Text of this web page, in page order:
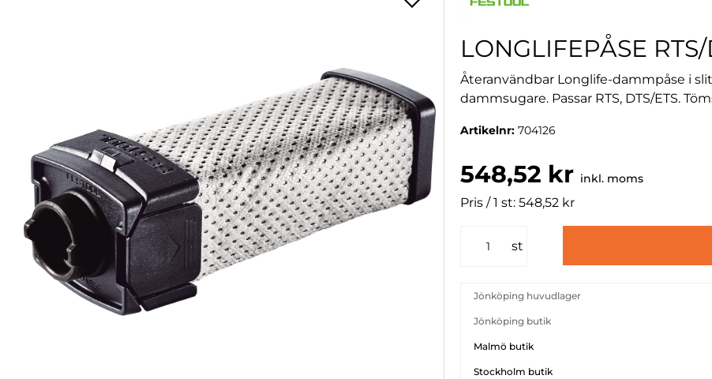
LONGLIFEPÅSE RTS/
Återanvändbar Longlife-dammpåse i
dammsugare. Passar RTS, DTS/ETS.
Artikelnr:704126
548,52 kr inkl. moms
Pris / 1 st: 548,52 kr
st
Jönköping huvudlager
Jönköping butik
Malmö butik
Stockholm butik